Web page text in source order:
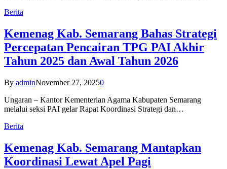
Berita
Kemenag Kab. Semarang Bahas Strategi
Percepatan Pencairan TPG PAI Akhir
Tahun 2025 dan Awal Tahun 2026
By adminNovember 27, 20250
Ungaran – Kantor Kementerian Agama Kabupaten Semarang
melalui seksi PAI gelar Rapat Koordinasi Strategi dan…
Berita
Kemenag Kab. Semarang Mantapkan
Koordinasi Lewat Apel Pagi